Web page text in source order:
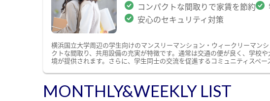
コンパクトな間取りで家賃を節約
安心のセキュリティ対策
横浜国立大学周辺の学生向けのマンスリーマンション・ウィークリーマン
クトな間取り、共用設備の充実が特徴です。通常は交通の便が良く、学校
境が提供されます。さらに、学生同士の交流を促進するコミュニティスペー
MONTHLY&WEEKLY LIST